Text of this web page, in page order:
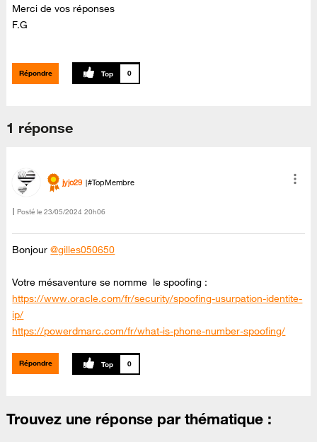
Merci de vos réponses
F.G
Répondre 0
1 réponse
jyjo29 #TopMembre
Posté le ‎23/05/2024 20h06
Bonjour@gilles050650
Votre mésaventure se nomme le spoofing :
https://www.oracle.com/fr/security/spoofing-usurpation-identite-
ip/
https://powerdmarc.com/fr/what-is-phone-number-spoofing/
Répondre 0
Trouvez une réponse par thématique :